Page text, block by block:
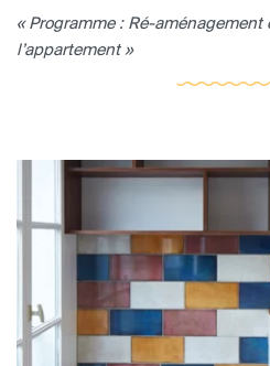
« Programme : Ré-
l’appartement »